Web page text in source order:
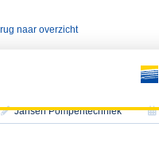
naar overzicht
Jansen Pompentechniek